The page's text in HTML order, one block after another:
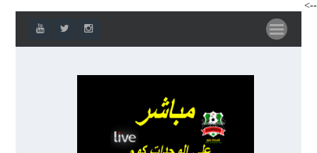
-->